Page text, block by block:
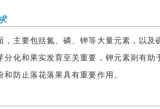
要包括氮、磷、钾等大量元素，以及
化和果实发育至关重要，钾元素则有助
防止落花落果具有重要作用。